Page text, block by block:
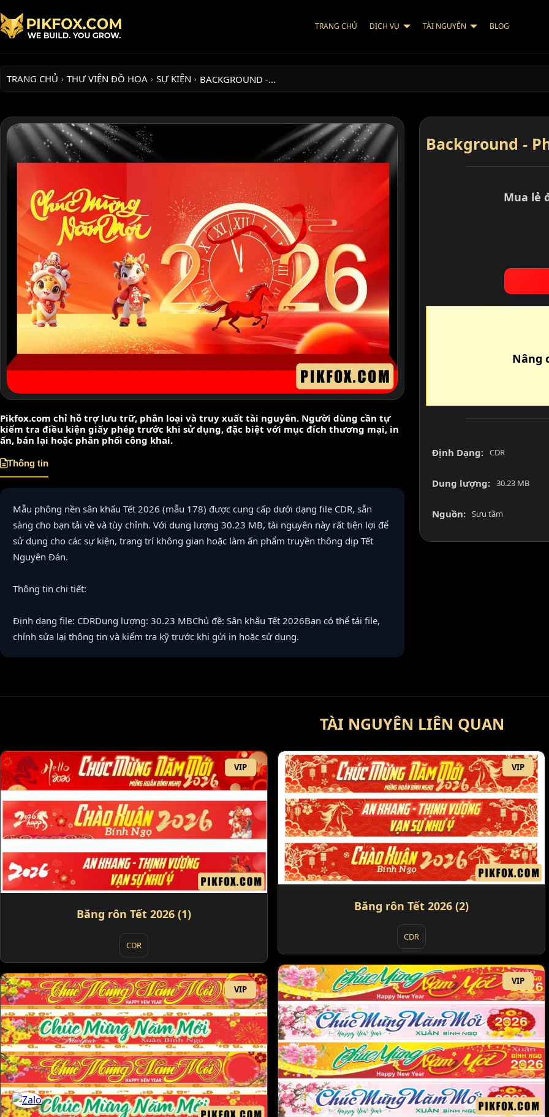
TRANG CHỦ DỊCH VỤ TÀI NGUYÊN BLOG
TRANG CHỦ › THƯ VIỆN ĐỒ HỌA › SỰ KIỆN › BACKGROUND -…
Pikfox.com chỉ hỗ trợ lưu trữ, phân loại và truy xuất tài nguyên. Người dùng cần tự
kiểm tra điều kiện giấy phép trước khi sử dụng, đặc biệt với mục đích thương mại, in
ấn, bán lại hoặc phân phối công khai.
Thông tin
Mẫu phông nền sân khấu Tết 2026 (mẫu 178) được cung cấp dưới dạng file CDR, sẵn
sàng cho bạn tải về và tùy chỉnh. Với dung lượng 30.23 MB, tài nguyên này rất tiện lợi để
sử dụng cho các sự kiện, trang trí không gian hoặc làm ấn phẩm truyền thông dịp Tết
Nguyên Đán.
Thông tin chi tiết:
Định dạng file: CDRDung lượng: 30.23 MBChủ đề: Sân khấu Tết 2026Bạn có thể tải file,
chỉnh sửa lại thông tin và kiểm tra kỹ trước khi gửi in hoặc sử dụng.
Background -
Mua lẻ
Nâng
Định Dạng: CDR
Dung lượng: 30.23 MB
Nguồn: Sưu tầm
TÀI NGUYÊN LIÊN QUAN
VIP
Băng rôn Tết 2026 (1)
CDR
VIP
Băng rôn Tết 2026 (2)
CDR
VIP
VIP